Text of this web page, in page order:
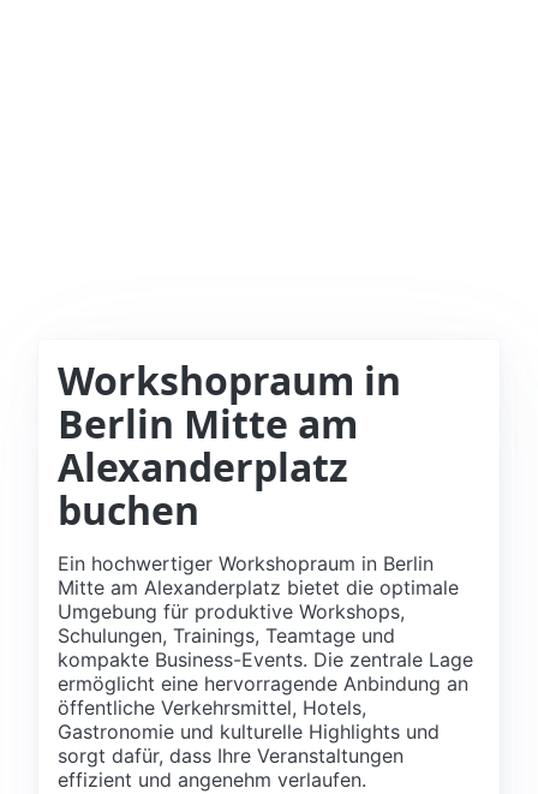
Workshopraum in
Berlin Mitte am
Alexanderplatz
buchen
Ein hochwertiger Workshopraum in Berlin
Mitte am Alexanderplatz bietet die optimale
Umgebung für produktive Workshops,
Schulungen, Trainings, Teamtage und
kompakte Business-Events. Die zentrale Lage
ermöglicht eine hervorragende Anbindung an
öffentliche Verkehrsmittel, Hotels,
Gastronomie und kulturelle Highlights und
sorgt dafür, dass Ihre Veranstaltungen
effizient und angenehm verlaufen.